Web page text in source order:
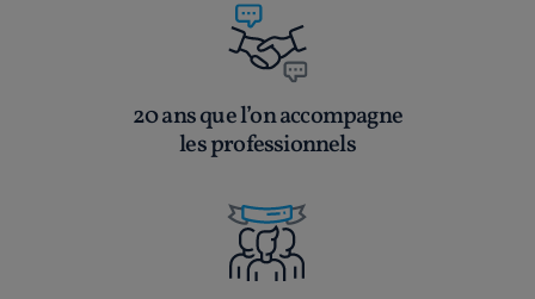
20 ans que l’on accompagne
les professionnels